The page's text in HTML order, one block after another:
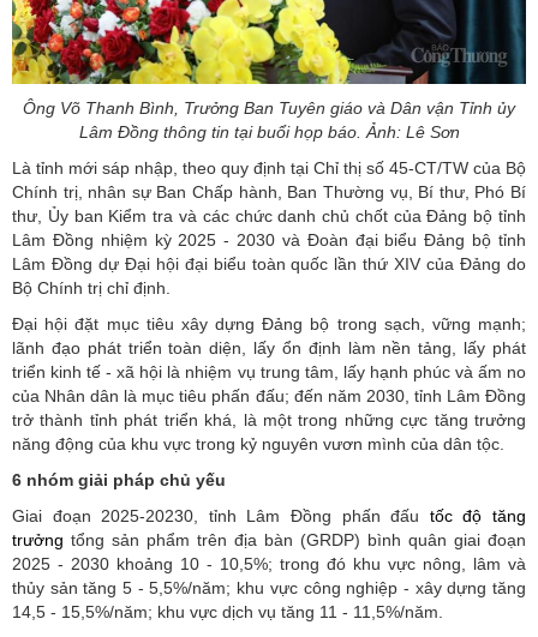
Ông Võ Thanh Bình, Trưởng Ban Tuyên giáo và Dân vận Tỉnh ủy
Lâm Đồng thông tin tại buổi họp báo. Ảnh: Lê Sơn
Là tỉnh mới sáp nhập, theo quy định tại Chỉ thị số 45-CT/TW của Bộ
Chính trị, nhân sự Ban Chấp hành, Ban Thường vụ, Bí thư, Phó Bí
thư, Ủy ban Kiểm tra và các chức danh chủ chốt của Đảng bộ tỉnh
Lâm Đồng nhiệm kỳ 2025 - 2030 và Đoàn đại biểu Đảng bộ tỉnh
Lâm Đồng dự Đại hội đại biểu toàn quốc lần thứ XIV của Đảng do
Bộ Chính trị chỉ định.
Đại hội đặt mục tiêu xây dựng Đảng bộ trong sạch, vững mạnh;
lãnh đạo phát triển toàn diện, lấy ổn định làm nền tảng, lấy phát
triển kinh tế - xã hội là nhiệm vụ trung tâm, lấy hạnh phúc và ấm no
của Nhân dân là mục tiêu phấn đấu; đến năm 2030, tỉnh Lâm Đồng
trở thành tỉnh phát triển khá, là một trong những cực tăng trưởng
năng động của khu vực trong kỷ nguyên vươn mình của dân tộc.
6 nhóm giải pháp chủ yếu
Giai đoạn 2025-20230, tỉnh Lâm Đồng phấn đấu tốc độ tăng
trưởng tổng sản phẩm trên địa bàn (GRDP) bình quân giai đoạn
2025 - 2030 khoảng 10 - 10,5%; trong đó khu vực nông, lâm và
thủy sản tăng 5 - 5,5%/năm; khu vực công nghiệp - xây dựng tăng
14,5 - 15,5%/năm; khu vực dịch vụ tăng 11 - 11,5%/năm.